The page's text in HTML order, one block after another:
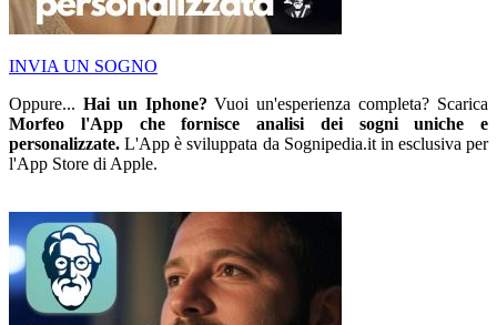
INVIA UN SOGNO
Oppure... Hai un Iphone? Vuoi un'esperienza completa? Scarica
Morfeo l'App che fornisce analisi dei sogni uniche e
personalizzate. L'App è sviluppata da Sognipedia.it in esclusiva per
l'App Store di Apple.